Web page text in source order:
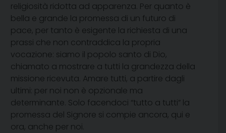
religiosità ridotta ad apparenza. Per quanto è
bella e grande la promessa di un futuro di
pace, per tanto è esigente la richiesta di una
prassi che non contraddica la propria
vocazione: siamo il popolo santo di Dio,
chiamato a mostrare a tutti la grandezza della
missione ricevuta. Amare tutti, a partire dagli
ultimi: per noi non è opzionale ma
determinante. Solo facendoci “tutto a tutti” la
promessa del Signore si compie ancora, qui e
ora, anche per noi.